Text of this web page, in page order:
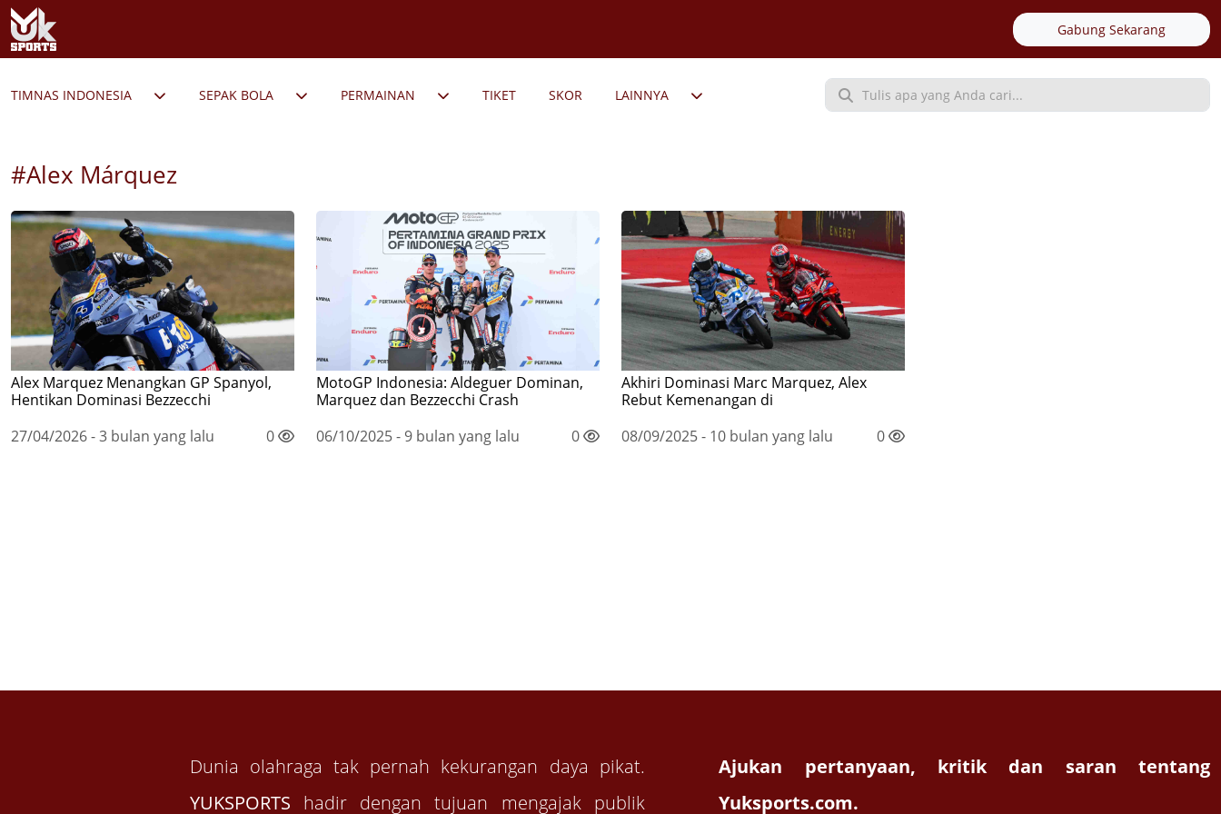
Gabung Sekarang
TIMNAS INDONESIA SEPAK BOLA PERMAINAN TIKET SKOR LAINNYA
#Alex Márquez
Alex Marquez Menangkan GP Spanyol,
Hentikan Dominasi Bezzecchi
27/04/2026 - 3 bulan yang lalu
0
MotoGP Indonesia: Aldeguer Dominan,
Marquez dan Bezzecchi Crash
06/10/2025 - 9 bulan yang lalu
0
Akhiri Dominasi Marc Marquez, Alex
Rebut Kemenangan di
08/09/2025 - 10 bulan yang lalu
0
Dunia olahraga tak pernah kekurangan daya pikat.
YUKSPORTS hadir dengan tujuan mengajak publik
Ajukan pertanyaan, kritik dan saran tentang
Yuksports.com.